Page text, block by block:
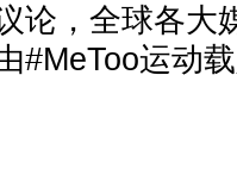
论，全球各大
#MeToo运动